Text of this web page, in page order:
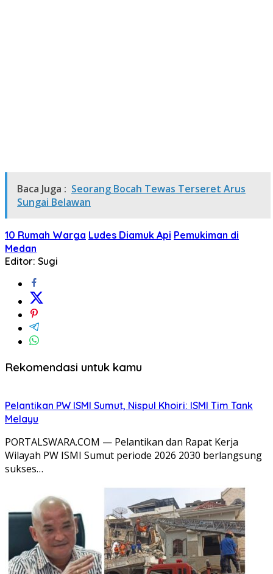
Baca Juga : Seorang Bocah Tewas Terseret Arus
Sungai Belawan
10 Rumah Warga Ludes Diamuk Api Pemukiman di
Medan
Editor: Sugi
Rekomendasi untuk kamu
Pelantikan PW ISMI Sumut, Nispul Khoiri: ISMI Tim Tank
Melayu
PORTALSWARA.COM — Pelantikan dan Rapat Kerja
Wilayah PW ISMI Sumut periode 2026 2030 berlangsung
sukses…